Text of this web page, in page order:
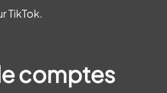
TikTok.
comptes